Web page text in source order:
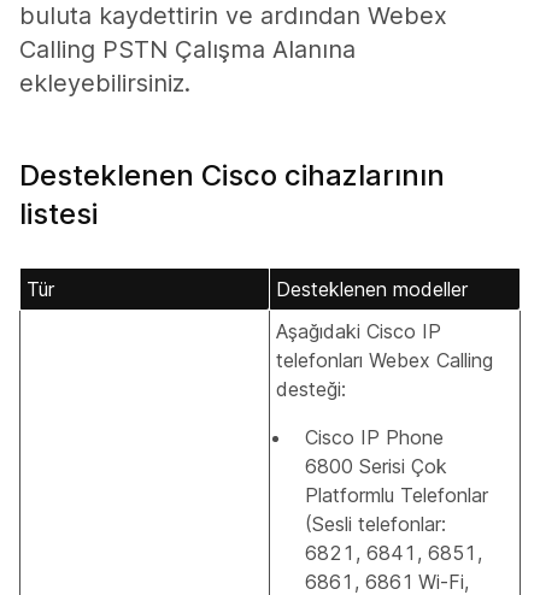
buluta kaydettirin ve ardından Webex
Calling PSTN Çalışma Alanına
ekleyebilirsiniz.
Desteklenen Cisco cihazlarının
listesi
Tür Desteklenen modeller
Aşağıdaki Cisco IP
telefonları Webex Calling
desteği:
Cisco IP Phone
6800 Serisi Çok
Platformlu Telefonlar
(Sesli telefonlar:
6821, 6841, 6851,
6861, 6861 Wi-Fi,